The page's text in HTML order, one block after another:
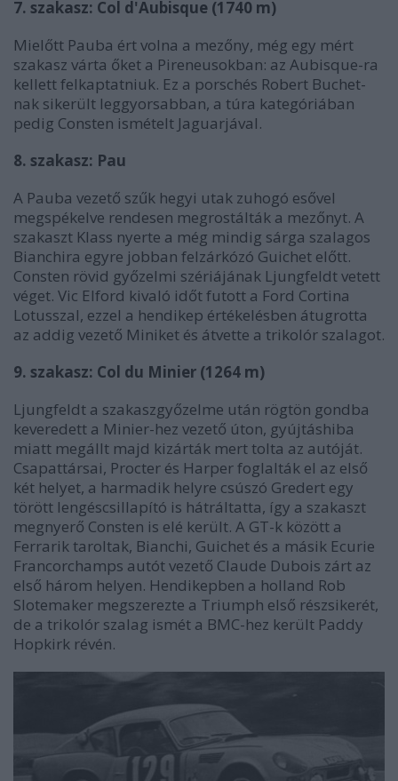
7. szakasz: Col d'Aubisque (1740 m)
Mielőtt Pauba ért volna a mezőny, még egy mért
szakasz várta őket a Pireneusokban: az Aubisque-ra
kellett felkaptatniuk. Ez a porschés Robert Buchet-
nak sikerült leggyorsabban, a túra kategóriában
pedig Consten ismételt Jaguarjával.
8. szakasz: Pau
A Pauba vezető szűk hegyi utak zuhogó esővel
megspékelve rendesen megrostálták a mezőnyt. A
szakaszt Klass nyerte a még mindig sárga szalagos
Bianchira egyre jobban felzárkózó Guichet előtt.
Consten rövid győzelmi szériájának Ljungfeldt vetett
véget. Vic Elford kivaló időt futott a Ford Cortina
Lotusszal, ezzel a hendikep értékelésben átugrotta
az addig vezető Miniket és átvette a trikolór szalagot.
9. szakasz: Col du Minier (1264 m)
Ljungfeldt a szakaszgyőzelme után rögtön gondba
keveredett a Minier-hez vezető úton, gyújtáshiba
miatt megállt majd kizárták mert tolta az autóját.
Csapattársai, Procter és Harper foglalták el az első
két helyet, a harmadik helyre csúszó Gredert egy
törött lengéscsillapító is hátráltatta, így a szakaszt
megnyerő Consten is elé került. A GT-k között a
Ferrarik taroltak, Bianchi, Guichet és a másik Ecurie
Francorchamps autót vezető Claude Dubois zárt az
első három helyen. Hendikepben a holland Rob
Slotemaker megszerezte a Triumph első részsikerét,
de a trikolór szalag ismét a BMC-hez került Paddy
Hopkirk révén.